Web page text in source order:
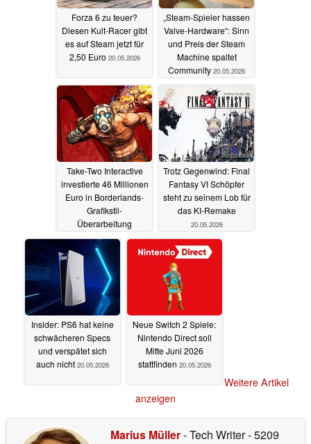
Forza 6 zu teuer?
Diesen Kult-Racer gibt
es auf Steam jetzt für
2,50 Euro 20.05.2026
„Steam-Spieler hassen
Valve-Hardware“: Sinn
und Preis der Steam
Machine spaltet
Community 20.05.2026
Take-Two Interactive
investierte 46 Millionen
Euro in Borderlands-
Grafikstil-
Überarbeitung
20.05.2026
Trotz Gegenwind: Final
Fantasy VI Schöpfer
steht zu seinem Lob für
das KI-Remake
20.05.2026
Insider: PS6 hat keine
schwächeren Specs
und verspätet sich
auch nicht 20.05.2026
Neue Switch 2 Spiele:
Nintendo Direct soll
Mitte Juni 2026
stattfinden 20.05.2026
Weitere Artikel
anzeigen
Marius Müller- Tech Writer- 5209